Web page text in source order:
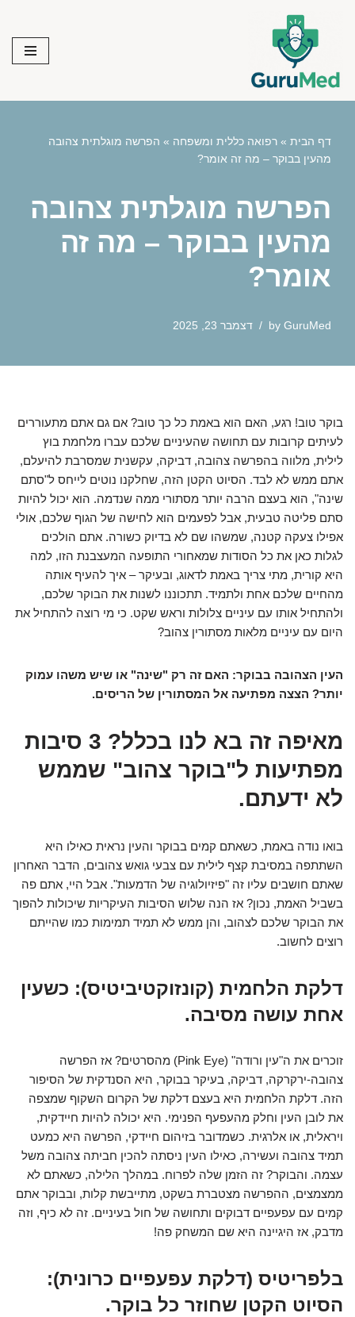
content
דף הבית » רפואה כללית ומשפחה » הפרשה מוגלתית צהובה
מהעין בבוקר – מה זה אומר?
הפרשה מוגלתית צהובה
מהעין בבוקר – מה זה
אומר?
by GuruMed דצמבר 23, 2025
בוקר טוב! רגע, האם הוא באמת כל כך טוב? אם גם אתם מתעוררים
לעיתים קרובות עם תחושה שהעיניים שלכם עברו מלחמת בוץ
לילית, מלווה בהפרשה צהובה, דביקה, עקשנית שמסרבת להיעלם,
אתם ממש לא לבד. הסיוט הקטן הזה, שחלקנו נוטים לייחס ל"סתם
שינה", הוא בעצם הרבה יותר מסתורי ממה שנדמה. הוא יכול להיות
סתם פליטה טבעית, אבל לפעמים הוא לחישה של הגוף שלכם, אולי
אפילו צעקה קטנה, שמשהו שם לא בדיוק כשורה. אתם הולכים
לגלות כאן את כל הסודות שמאחורי התופעה המעצבנת הזו, למה
היא קורית, מתי צריך באמת לדאוג, ובעיקר – איך להעיף אותה
מהחיים שלכם אחת ולתמיד. תתכוננו לשנות את הבוקר שלכם,
ולהתחיל אותו עם עיניים צלולות וראש שקט. כי מי רוצה להתחיל את
היום עם עיניים מלאות מסתורין צהוב?
העין הצהובה בבוקר: האם זה רק "שינה" או שיש משהו עמוק
יותר? הצצה מפתיעה אל המסתורין של הריסים.
מאיפה זה בא לנו בכלל? 3 סיבות
מפתיעות ל"בוקר צהוב" שממש
לא ידעתם.
בואו נודה באמת, כשאתם קמים בבוקר והעין נראית כאילו היא
השתתפה במסיבת קצף לילית עם צבעי גואש צהובים, הדבר האחרון
שאתם חושבים עליו זה "פיזיולוגיה של הדמעות". אבל היי, אתם פה
בשביל האמת, נכון? אז הנה שלוש הסיבות העיקריות שיכולות להפוך
את הבוקר שלכם לצהוב, והן ממש לא תמיד תמימות כמו שהייתם
רוצים לחשוב.
דלקת הלחמית (קונזוקטיביטיס): כשעין
אחת עושה מסיבה.
זוכרים את ה"עין ורודה" (Pink Eye) מהסרטים? אז הפרשה
צהובה-ירקרקה, דביקה, בעיקר בבוקר, היא הסנדקית של הסיפור
הזה. דלקת הלחמית היא בעצם דלקת של הקרום השקוף שמצפה
את לובן העין וחלק מהעפעף הפנימי. היא יכולה להיות חיידקית,
ויראלית, או אלרגית. כשמדובר בזיהום חיידקי, הפרשה היא כמעט
תמיד צהובה ועשירה, כאילו העין ניסתה להכין חביתה צהובה משל
עצמה. והבוקר? זה הזמן שלה לפרוח. במהלך הלילה, כשאתם לא
ממצמצים, ההפרשה מצטברת בשקט, מתייבשת קלות, ובבוקר אתם
קמים עם עפעפיים דבוקים ותחושה של חול בעיניים. זה לא כיף, וזה
מדבק, אז היגיינה היא שם המשחק פה!
בלפריטיס (דלקת עפעפיים כרונית):
הסיוט הקטן שחוזר כל בוקר.